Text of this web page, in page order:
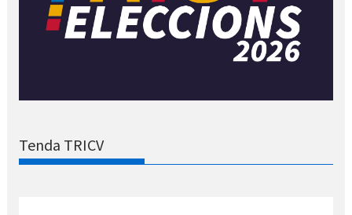
Tenda TRICV